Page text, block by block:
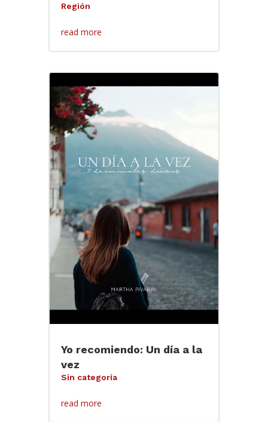
Región
read more
Yo recomiendo: Un día a la
vez
Sin categoría
read more